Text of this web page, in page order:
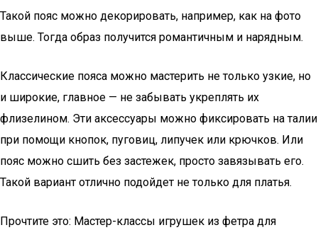
Такой пояс можно декорировать, например, как на фото
выше. Тогда образ получится романтичным и нарядным.
Классические пояса можно мастерить не только узкие, но
и широкие, главное — не забывать укреплять их
флизелином. Эти аксессуары можно фиксировать на талии
при помощи кнопок, пуговиц, липучек или крючков. Или
пояс можно сшить без застежек, просто завязывать его.
Такой вариант отлично подойдет не только для платья.
Прочтите это: Мастер-классы игрушек из фетра для